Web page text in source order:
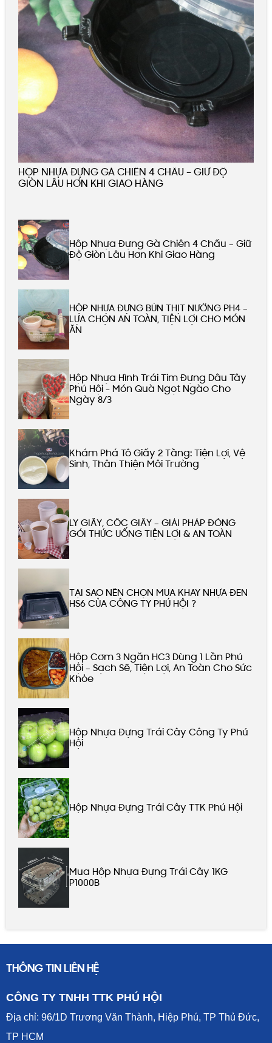
HỘP NHỰA ĐỰNG GÀ CHIÊN 4 CHẤU – GIỮ ĐỘ
GIÒN LÂU HƠN KHI GIAO HÀNG
Hộp Nhựa Đựng Gà Chiên 4 Chấu – Giữ
Độ Giòn Lâu Hơn Khi Giao Hàng
HỘP NHỰA ĐỰNG BÚN THỊT NƯỚNG PH4 –
LỰA CHỌN AN TOÀN, TIỆN LỢI CHO MÓN
ĂN
Hộp Nhựa Hình Trái Tim Đựng Dâu Tây
Phú Hội - Món Quà Ngọt Ngào Cho
Ngày 8/3
Khám Phá Tô Giấy 2 Tầng: Tiện Lợi, Vệ
Sinh, Thân Thiện Môi Trường
LY GIẤY, CỐC GIẤY – GIẢI PHÁP ĐÓNG
GÓI THỨC UỐNG TIỆN LỢI & AN TOÀN
TẠI SAO NÊN CHỌN MUA KHAY NHỰA ĐEN
HS6 CỦA CÔNG TY PHÚ HỘI ?
Hộp Cơm 3 Ngăn HC3 Dùng 1 Lần Phú
Hội – Sạch Sẽ, Tiện Lợi, An Toàn Cho Sức
Khỏe
Hộp Nhựa Đựng Trái Cây Công Ty Phú
Hội
Hộp Nhựa Đựng Trái Cây TTK Phú Hội
Mua Hộp Nhựa Đựng Trái Cây 1KG
P1000B
THÔNG TIN LIÊN HỆ
CÔNG TY TNHH TTK PHÚ HỘI
Địa chỉ: 96/1D Trương Văn Thành, Hiệp Phú, TP Thủ Đức,
TP HCM